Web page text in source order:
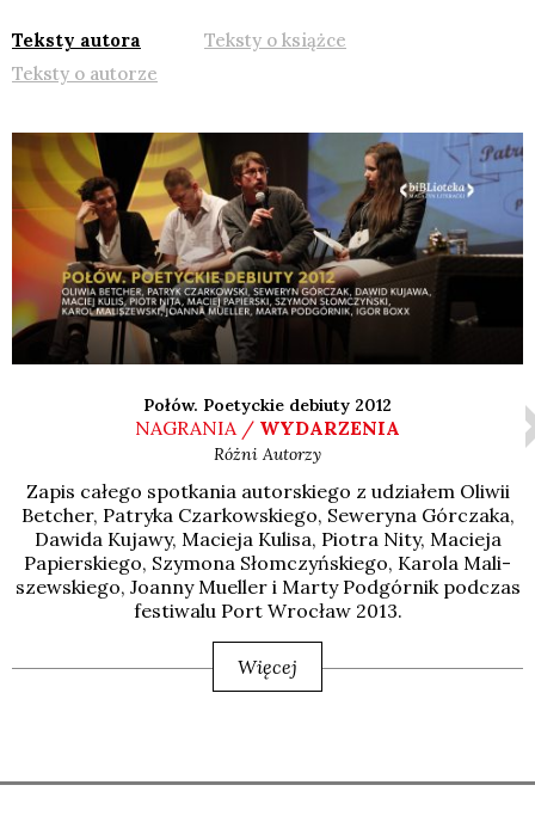
Teksty autora
Teksty o książce
Teksty o autorze
Połów. Poetyckie debiuty 2012
NAGRANIA / WYDARZENIA
Różni Autorzy
Zapis całe­go spo­tka­nia autor­skie­go z udzia­łem Oli­wii
Bet­cher, Patry­ka Czar­kow­skie­go, Sewe­ry­na Gór­cza­ka,
Dawi­da Kuja­wy, Macie­ja Kuli­sa, Pio­tra Nity, Macie­ja
Papier­skie­go, Szy­mo­na Słom­czyń­skie­go, Karo­la Mali­
szew­skie­go, Joan­ny Muel­ler i Mar­ty Pod­gór­nik pod­czas
festi­wa­lu Port Wro­cław 2013.
Więcej